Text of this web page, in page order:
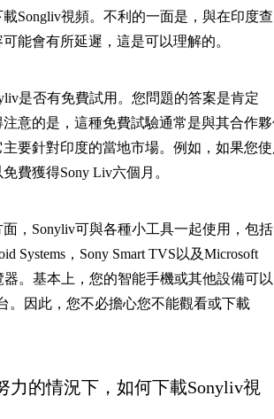
Songliv視頻。不利的一面是，與在印度查
能會有所延遲，這是可以理解的。
是否有免費試用。您問題的答案是肯定
意的是，這種免費試驗通常是與其合作
要針對印度的當地市場。例如，如果您
費獲得Sony Liv六個月。
，Sonyliv可與各種小工具一起使用，包括
Systems，Sony Smart TVS以及Microsoft
器。基本上，您的智能手機或其他設備可以
。因此，您不必擔心您不能觀看或下載
力的情況下，如何下載Sonyliv視